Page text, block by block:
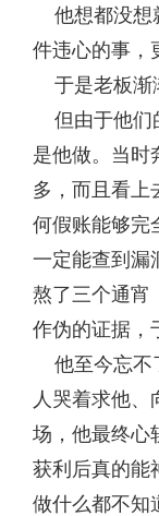
他想都没想
件违心的事，
于是老板渐
但由于他们
是他做。当时
多，而且看上
何假账能够完
一定能查到漏
熬了三个通宵
作伪的证据，
他至今忘不
人哭着求他、
场，他最终心
获利后真的能
做什么都不知